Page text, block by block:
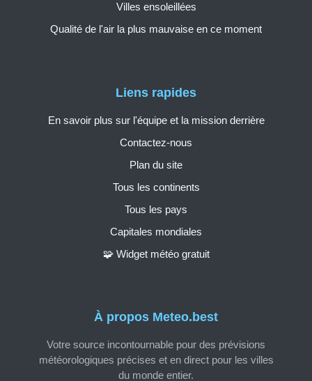
À propos Meteo.best
Votre source incontournable pour des prévisions
météorologiques précises et en direct pour les villes
du monde entier.
Liens rapides
En savoir plus sur l'équipe et la mission derrière
Contactez-nous
Plan du site
Tous les continents
Tous les pays
Capitales mondiales
🧩 Widget météo gratuit
Villes ensoleillées
Qualité de l'air la plus mauvaise en ce moment